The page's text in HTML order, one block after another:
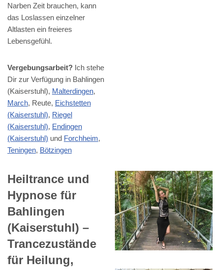
Narben Zeit brauchen, kann
das Loslassen einzelner
Altlasten ein freieres
Lebensgefühl.
Vergebungsarbeit? Ich stehe
Dir zur Verfügung in Bahlingen
(Kaiserstuhl), Malterdingen,
March, Reute, Eichstetten
(Kaiserstuhl), Riegel
(Kaiserstuhl), Endingen
(Kaiserstuhl) und Forchheim,
Teningen, Bötzingen
Heiltrance und
Hypnose für
Bahlingen
(Kaiserstuhl) –
Trancezustände
für Heilung,